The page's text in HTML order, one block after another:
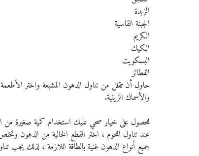
الزبدة
الجبنة القاسية
الكريم
الكيك
البسكويت
الفطائر
حاول أن تقلل من تناول الدهون المشبعة واختر الأطعمة
والأسماك الزيتية.
للحصول على خيار صحي عليك استخدام كمية صغيرة من
عند تناول اللحوم ، اختر القطع الخالية من الدهون
جميع أنواع الدهون غنية بالطاقة اللازمة ، لذلك يجب